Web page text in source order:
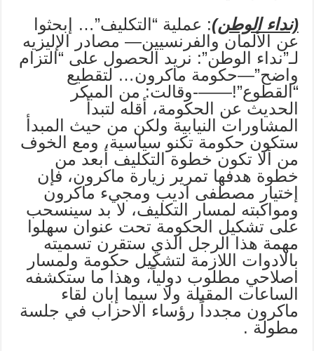
(نداء الوطن): عملية “التكليف”… إبحثوا
عن الألمان والفرنسيين— مصادر الإليزيه
لـ”نداء الوطن”: نريد الحصول على “التزام
واضح”—حكومة ماكرون… لتقطيع
“القطوع”!——-وقالت: من المبكر
الحديث عن الحكومة، أقله لتبدأ
المشاورات النيابية ولكن من حيث المبدأ
ستكون حكومة تكنو سياسية، ومع الخوف
من ألا تكون خطوة التكليف أبعد من
خطوة هدفها تمرير زيارة ماكرون، فإن
إختيار مصطفى اديب ومجيء ماكرون
ومواكبته لمسار التكليف، لا بد سينسحب
على تشكيل الحكومة تحت عنوان سهلوا
مهمة هذا الرجل الذي ستقرن تسميته
بالادوات اللازمة لتشكيل حكومة ولمسار
اصلاحي مطلوب دولياً، وهذا ما ستكشفه
الساعات المقبلة ولا سيما إبان لقاء
ماكرون مجدداً رؤساء الاحزاب في جلسة
مطولة .